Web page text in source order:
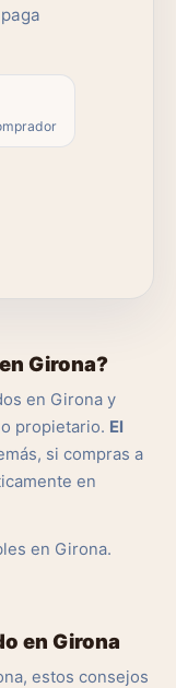
Girona?
en Girona y
propietario. El
si compras a
en
en Girona.
en Girona
estos consejos